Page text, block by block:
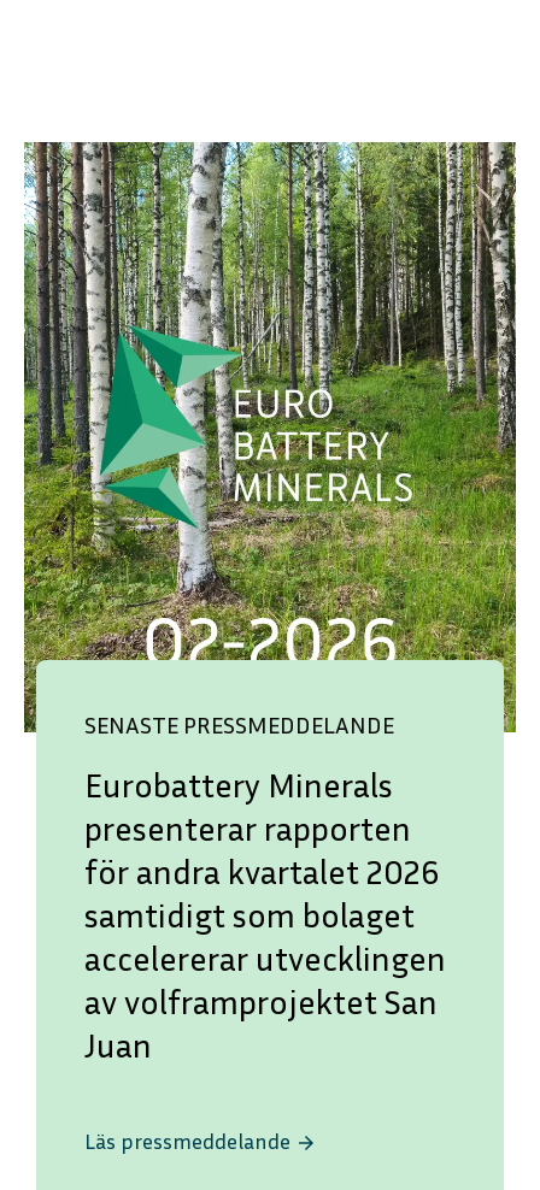
SENASTE PRESSMEDDELANDE
Eurobattery Minerals
presenterar rapporten
för andra kvartalet 2026
samtidigt som bolaget
accelererar utvecklingen
av volframprojektet San
Juan
Läs pressmeddelande arrow_forward